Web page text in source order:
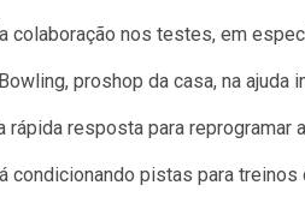
colaboração nos testes, em
proshop da casa, na ajuda
resposta para reprogramar
condicionando pistas para